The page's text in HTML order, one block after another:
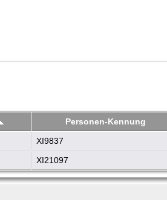
Personen-Kennung
XI9837
XI21097